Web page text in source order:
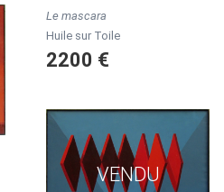
Le mascara
Huile sur Toile
2200 €
VENDU